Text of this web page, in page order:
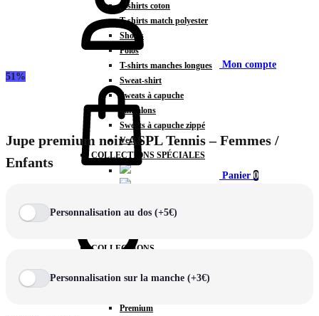
T-shirts coton
T-shirts match polyester
Shorts
Polos
T-shirts manches longues
Sweat-shirt
Sweats à capuche
Pantalons
Sweats à capuche zippé
Vestes
COLLECTIONS SPÉCIALES
COLLECTIONS
Rex
Premium
Mon compte
Panier 0
51%
Jupe premium noir ASPL Tennis – Femmes /
Enfants
Personnalisation au dos (+5€)
Personnalisation sur la manche (+3€)